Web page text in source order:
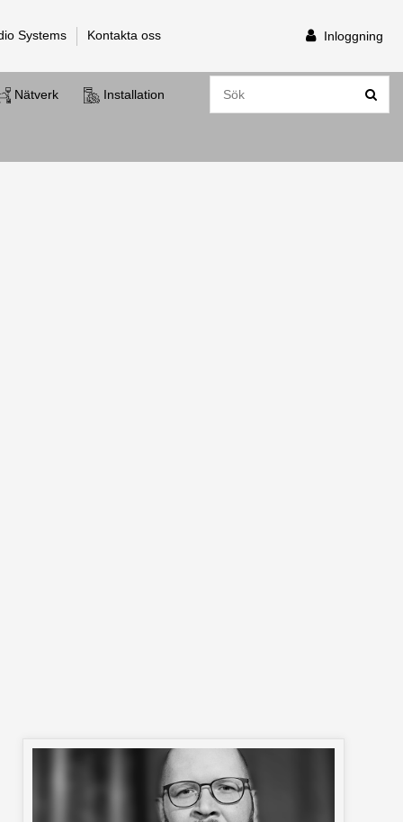
Systems Kontakta oss Inloggning
Nätverk Installation